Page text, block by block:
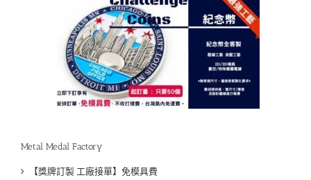
Metal Medal Factory
【獎牌訂製 工廠接單】免模具費